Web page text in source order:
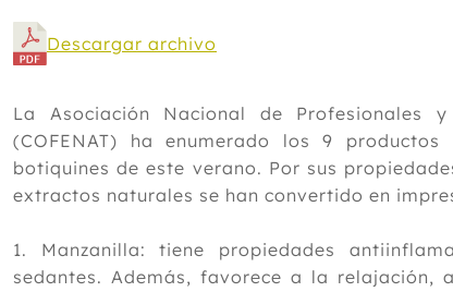
Descargar archivo
La Asociación Nacional de Profesionales
(COFENAT) ha enumerado los 9
botiquines de este verano. Por sus
extractos naturales se han convertido en
1. Manzanilla: tiene propiedades
sedantes. Además, favorece a la